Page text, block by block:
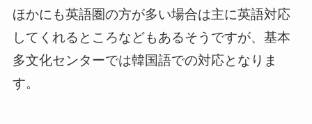
ほかにも英語圏の方が多い場合は主に英語対応
してくれるところなどもあるそうですが、基本
多文化センターでは韓国語での対応となりま
す。